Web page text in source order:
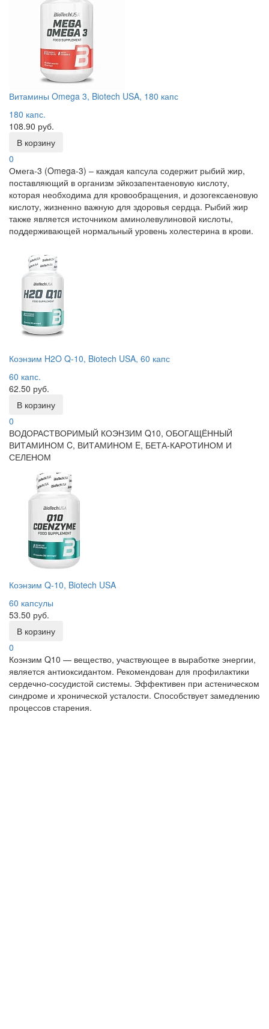
Витамины Omega 3, Biotech USA, 180 капс
180 капс.
108.90 руб.
В корзину
0
Омега-3 (Omega-3) – каждая капсула содержит рыбий жир,
поставляющий в организм эйкозапентаеновую кислоту,
которая необходима для кровообращения, и дозогексаеновую
кислоту, жизненно важную для здоровья сердца. Рыбий жир
также является источником аминолевулиновой кислоты,
поддерживающей нормальный уровень холестерина в крови.
Коэнзим H2O Q-10, Biotech USA, 60 капс
60 капс.
62.50 руб.
В корзину
0
ВОДОРАСТВОРИМЫЙ КОЭНЗИМ Q10, ОБОГАЩЁННЫЙ
ВИТАМИНОМ C, ВИТАМИНОМ E, БЕТА-КАРОТИНОМ И
СЕЛЕНОМ
Коэнзим Q-10, Biotech USA
60 капсулы
53.50 руб.
В корзину
0
Коэнзим Q10 — вещество, участвующее в выработке энергии,
является антиоксидантом. Рекомендован для профилактики
сердечно-сосудистой системы. Эффективен при астеническом
синдроме и хронической усталости. Способствует замедлению
процессов старения.